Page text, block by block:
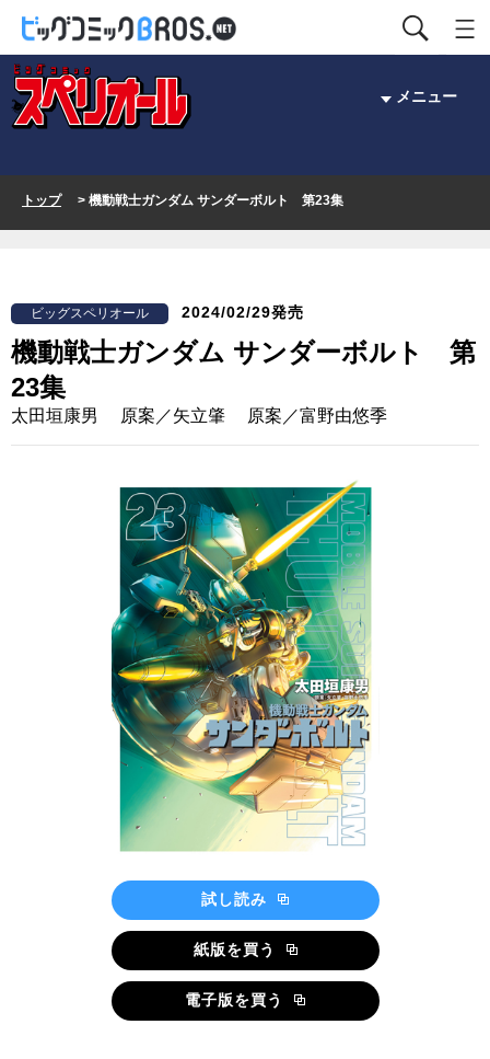
メニュー
トップ> 機動戦士ガンダム サンダーボルト 第23集
ビッグスペリオール 2024/02/29発売
機動戦士ガンダム サンダーボルト 第
23集
太田垣康男 原案／矢立肇 原案／富野由悠季
試し読み
紙版を買う
電子版を買う